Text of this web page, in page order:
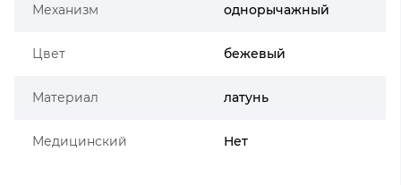
Механизм однорычажный
Цвет бежевый
Материал латунь
Медицинский Нет